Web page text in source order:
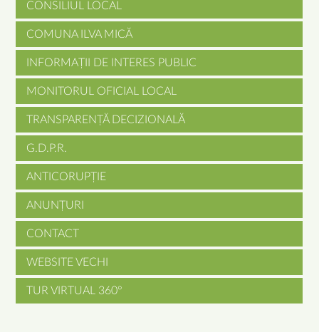
CONSILIUL LOCAL
COMUNA ILVA MICĂ
INFORMAȚII DE INTERES PUBLIC
MONITORUL OFICIAL LOCAL
TRANSPARENȚĂ DECIZIONALĂ
G.D.P.R.
ANTICORUPȚIE
ANUNȚURI
CONTACT
WEBSITE VECHI
TUR VIRTUAL 360°